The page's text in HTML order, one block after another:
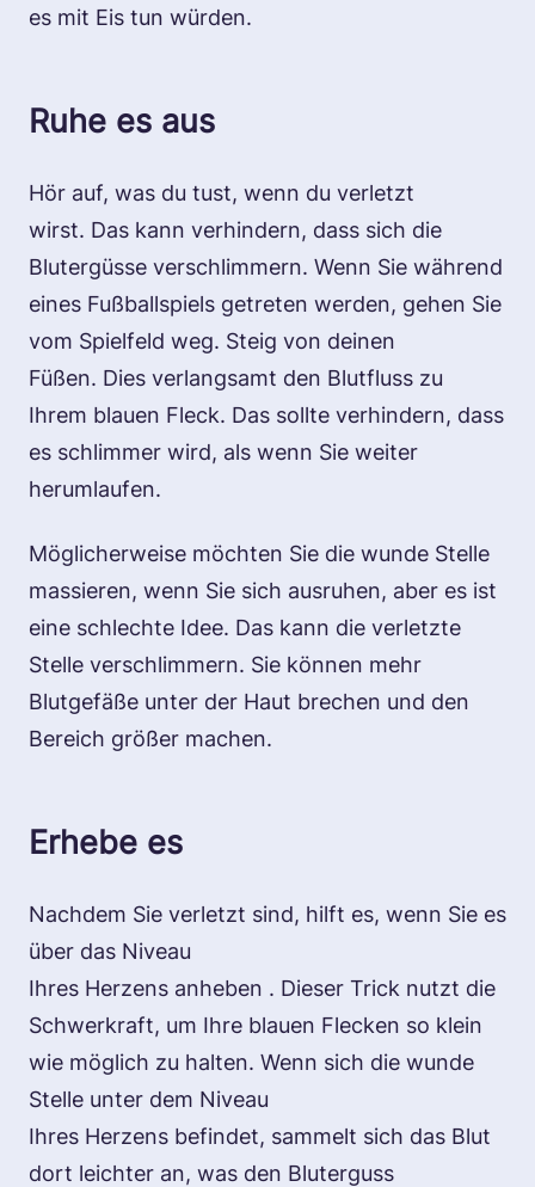
es mit Eis tun würden.
Ruhe es aus
Hör auf, was du tust, wenn du verletzt
wirst. Das kann verhindern, dass sich die
Blutergüsse verschlimmern. Wenn Sie während
eines Fußballspiels getreten werden, gehen Sie
vom Spielfeld weg. Steig von deinen
Füßen. Dies verlangsamt den Blutfluss zu
Ihrem blauen Fleck. Das sollte verhindern, dass
es schlimmer wird, als wenn Sie weiter
herumlaufen.
Möglicherweise möchten Sie die wunde Stelle
massieren, wenn Sie sich ausruhen, aber es ist
eine schlechte Idee. Das kann die verletzte
Stelle verschlimmern. Sie können mehr
Blutgefäße unter der Haut brechen und den
Bereich größer machen.
Erhebe es
Nachdem Sie verletzt sind, hilft es, wenn Sie es
über das Niveau
Ihres Herzens anheben . Dieser Trick nutzt die
Schwerkraft, um Ihre blauen Flecken so klein
wie möglich zu halten. Wenn sich die wunde
Stelle unter dem Niveau
Ihres Herzens befindet, sammelt sich das Blut
dort leichter an, was den Bluterguss